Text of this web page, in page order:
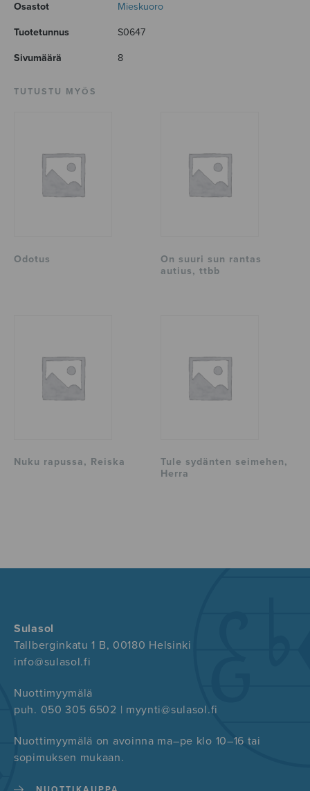
Osastot Mieskuoro
Tuotetunnus S0647
Sivumäärä 8
TUTUSTU MYÖS
Odotus
On suuri sun rantas
autius, ttbb
Nuku rapussa, Reiska
Tule sydänten seimehen,
Herra
Sulasol
Tallberginkatu 1 B, 00180 Helsinki
info@sulasol.fi
Nuottimyymälä
puh. 050 305 6502 | myynti@sulasol.fi
Nuottimyymälä on avoinna ma–pe klo 10–16 tai
sopimuksen mukaan.